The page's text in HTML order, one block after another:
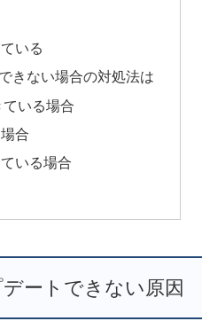
いる
きない場合の対処法は
いる場合
合
いる場合
ートできない原因